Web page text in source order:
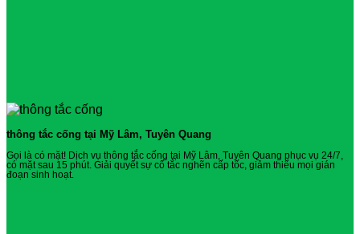
thông tắc cống tại Mỹ Lâm, Tuyên Quang
Gọi là có mặt! Dịch vụ thông tắc cống tại Mỹ Lâm, Tuyên Quang phục vụ 24/7,
có mặt sau 15 phút. Giải quyết sự cố tắc nghẽn cấp tốc, giảm thiểu mọi gián
đoạn sinh hoạt.